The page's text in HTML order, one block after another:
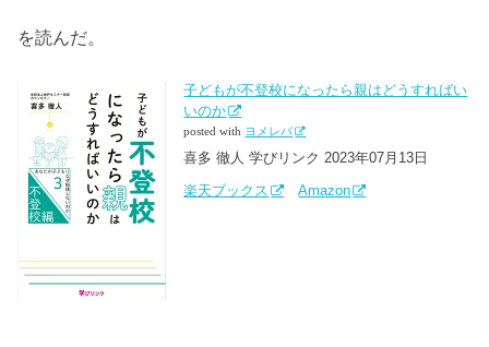
を読んだ。
子どもが不登校になったら親はどうすればい
いのか
posted with ヨメレバ
喜多 徹人 学びリンク 2023年07月13日
楽天ブックス
Amazon